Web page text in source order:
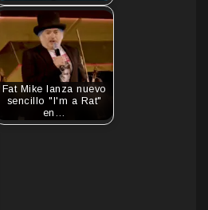
Fat Mike lanza nuevo
sencillo "I'm a Rat"
en…